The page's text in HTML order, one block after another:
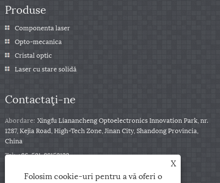
Produse
Componenta laser
Opto-mecanica
Cristal optic
Laser cu stare solidă
Contactaţi-ne
Abordare: Xingfu Lianancheng Optoelectronics Innovation Park, nr.
1287, Kejia Road, High-Tech Zone, Jinan City, Shandong Provincia,
China
Tel: +86-531-88153122
X
Folosim cookie-uri pentru a vă oferi o